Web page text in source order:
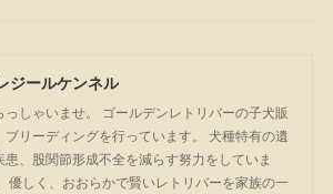
ジールケンネル
っしゃいませ。 ゴールデンレトリバーの子犬販
ブリーディングを行っています。 犬種特有の遺
患、股関節形成不全を減らす努力をしていま
優しく、おおらかで賢いレトリバーを家族の一